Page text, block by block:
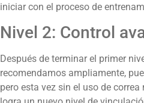
iniciar con el proceso de
Nivel 2: Control
Después de terminar el primer
recomendamos ampliamente,
pero esta vez sin el uso de